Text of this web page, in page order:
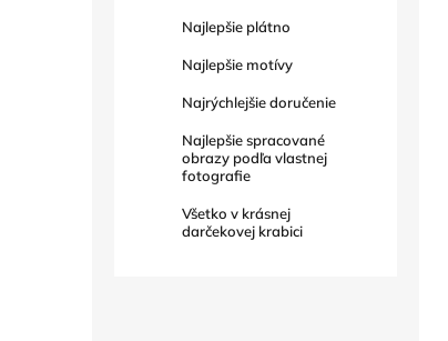
Najlepšie plátno
Najlepšie motívy
Najrýchlejšie doručenie
Najlepšie spracované
obrazy podľa vlastnej
fotografie
Všetko v krásnej
darčekovej krabici